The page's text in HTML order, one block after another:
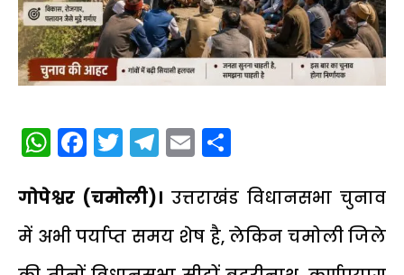
WhatsApp
Facebook
Twitter
Telegram
Email
गोपेश्वर (चमोली)। उत्तराखंड विधानसभा चुनाव
में अभी पर्याप्त समय शेष है, लेकिन चमोली जिले